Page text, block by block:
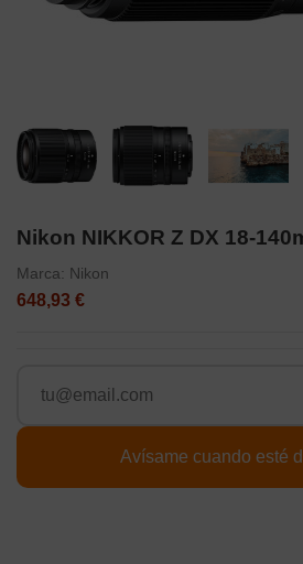
Nikon NIKKOR Z DX 18-
Marca: Nikon
648,93 €